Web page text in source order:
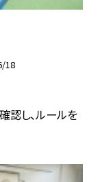
18
認し、ルールを